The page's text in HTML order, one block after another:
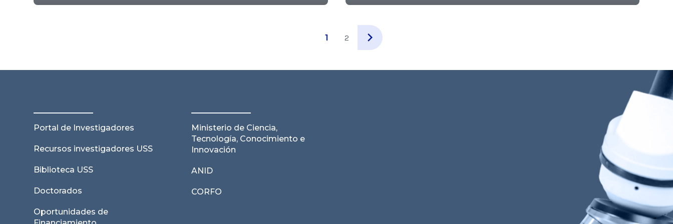
1 2
Portal de Investigadores
Recursos investigadores USS
Biblioteca USS
Doctorados
Oportunidades de
Ministerio de Ciencia,
Tecnología, Conocimiento e
Innovación
ANID
CORFO